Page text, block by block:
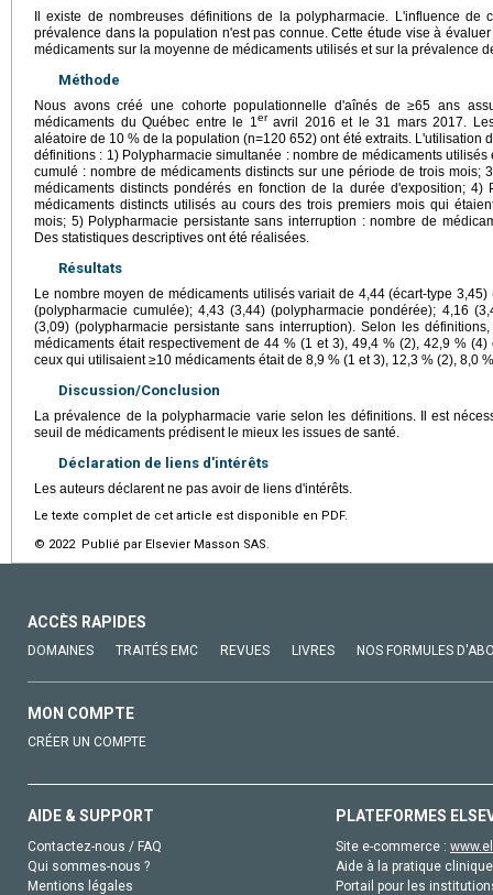
Il existe de nombreuses définitions de la polypharmacie. L'influence de
prévalence dans la population n'est pas connue. Cette étude vise à
médicaments sur la moyenne de médicaments utilisés et sur la prévalence
Méthode
Nous avons créé une cohorte populationnelle d'aînés de ≥65 ans
médicaments du Québec entre le 1 eravril 2016 et le 31 mars 2017.
aléatoire de 10 % de la population (n=120 652) ont été extraits. L'utilisation
définitions : 1) Polypharmacie simultanée : nombre de médicaments
cumulé : nombre de médicaments distincts sur une période de trois mois;
médicaments distincts pondérés en fonction de la durée d'exposition; 4)
médicaments distincts utilisés au cours des trois premiers mois qui
mois; 5) Polypharmacie persistante sans interruption : nombre de
Des statistiques descriptives ont été réalisées.
Résultats
Le nombre moyen de médicaments utilisés variait de 4,44 (écart-type
(polypharmacie cumulée); 4,43 (3,44) (polypharmacie pondérée); 4,16
(3,09) (polypharmacie persistante sans interruption). Selon les
médicaments était respectivement de 44 % (1 et 3), 49,4 % (2), 42,9 %
ceux qui utilisaient ≥10 médicaments était de 8,9 % (1 et 3), 12,3 % (2), 8,0
Discussion/Conclusion
La prévalence de la polypharmacie varie selon les définitions. Il est
seuil de médicaments prédisent le mieux les issues de santé.
Déclaration de liens d'intérêts
Les auteurs déclarent ne pas avoir de liens d'intérêts.
Le texte complet de cet article est disponible en PDF.
© 2022 Publié par Elsevier Masson SAS.
ACCÈS RAPIDES
DOMAINES TRAITÉS EMC REVUES LIVRES NOS FORMULES
MON COMPTE
CRÉER UN COMPTE
AIDE & SUPPORT
Contactez-nous / FAQ
Qui sommes-nous ?
Mentions légales
PLATEFORMES
Site e-commerce :
Aide à la pratique
Portail pour les